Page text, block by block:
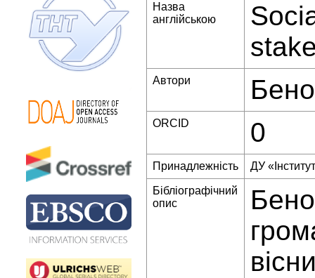
Назва
англійською
Автори
ORCID 0
Принадлежність ДУ
Бібліографічний
опис